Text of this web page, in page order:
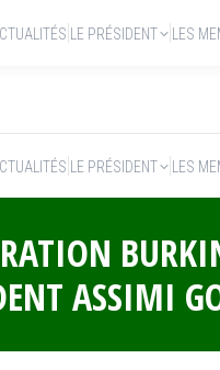
LE PRÉSIDENT LES
ASSIMI
LE PRÉSIDENT LES